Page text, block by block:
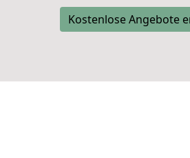
Kostenlose Angebote